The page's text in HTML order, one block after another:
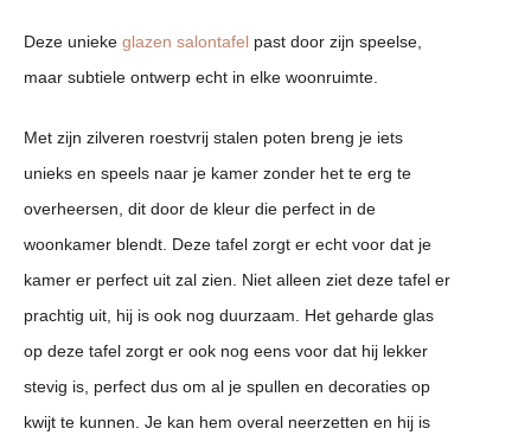
Deze unieke glazen salontafel past door zijn speelse,
maar subtiele ontwerp echt in elke woonruimte.
Met zijn zilveren roestvrij stalen poten breng je iets
unieks en speels naar je kamer zonder het te erg te
overheersen, dit door de kleur die perfect in de
woonkamer blendt. Deze tafel zorgt er echt voor dat je
kamer er perfect uit zal zien. Niet alleen ziet deze tafel er
prachtig uit, hij is ook nog duurzaam. Het geharde glas
op deze tafel zorgt er ook nog eens voor dat hij lekker
stevig is, perfect dus om al je spullen en decoraties op
kwijt te kunnen. Je kan hem overal neerzetten en hij is